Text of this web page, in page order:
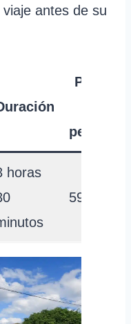
antes de su
Precio
persona
horas
59 USD